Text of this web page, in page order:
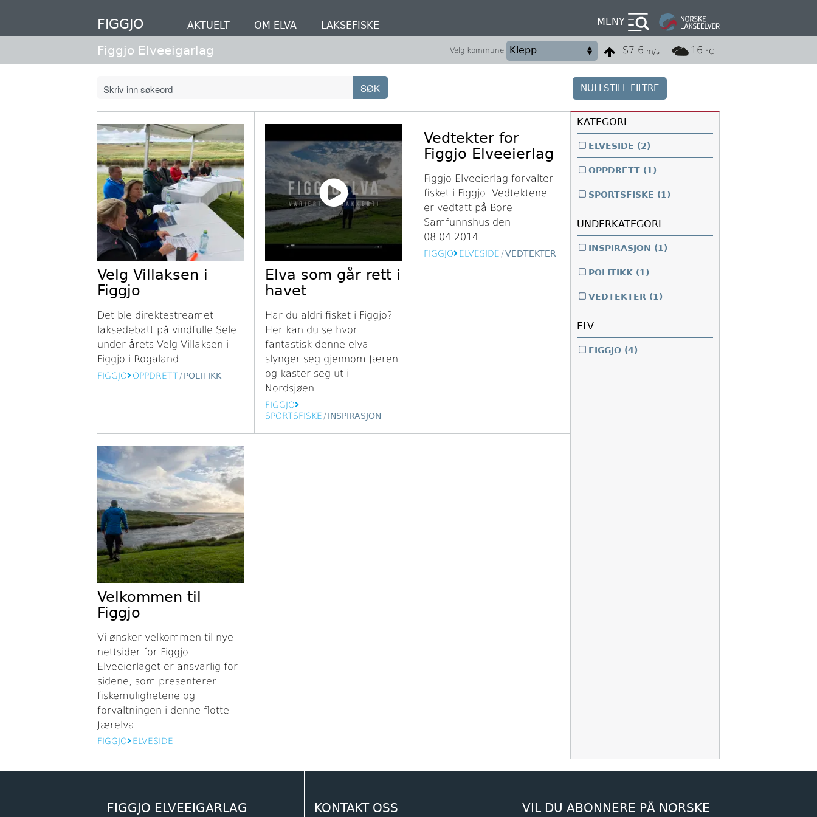
hovedinnhold
FIGGJO AKTUELT OM ELVA LAKSEFISKE MENY
Figgjo Elveeigarlag Velg kommune S7.6 m/s 16 °C
NULLSTILL FILTRE
Velg Villaksen i
Figgjo
Det ble direktestreamet
laksedebatt på vindfulle Sele
under årets Velg Villaksen i
Figgjo i Rogaland.
FIGGJO OPPDRETT /POLITIKK
Elva som går rett i
havet
Har du aldri fisket i Figgjo?
Her kan du se hvor
fantastisk denne elva
slynger seg gjennom Jæren
og kaster seg ut i
Nordsjøen.
FIGGJO
SPORTSFISKE /INSPIRASJON
Vedtekter for
Figgjo Elveeierlag
Figgjo Elveeierlag forvalter
fisket i Figgjo. Vedtektene
er vedtatt på Bore
Samfunnshus den
08.04.2014.
FIGGJO ELVESIDE /VEDTEKTER
Velkommen til
Figgjo
Vi ønsker velkommen til nye
nettsider for Figgjo.
Elveeierlaget er ansvarlig for
sidene, som presenterer
fiskemulighetene og
forvaltningen i denne flotte
Jærelva.
FIGGJO ELVESIDE
KATEGORI
ELVESIDE (2)
OPPDRETT (1)
SPORTSFISKE (1)
UNDERKATEGORI
INSPIRASJON (1)
POLITIKK (1)
VEDTEKTER (1)
ELV
FIGGJO (4)
FIGGJO ELVEEIGARLAG KONTAKT OSS
VIL DU ABONNERE PÅ NORSKE